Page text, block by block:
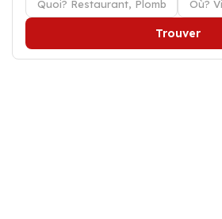
Trouver